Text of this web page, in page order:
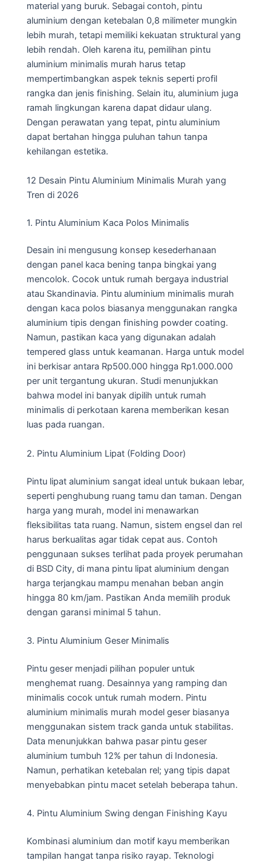
material yang buruk. Sebagai contoh, pintu
aluminium dengan ketebalan 0,8 milimeter mungkin
lebih murah, tetapi memiliki kekuatan struktural yang
lebih rendah. Oleh karena itu, pemilihan pintu
aluminium minimalis murah harus tetap
mempertimbangkan aspek teknis seperti profil
rangka dan jenis finishing. Selain itu, aluminium juga
ramah lingkungan karena dapat didaur ulang.
Dengan perawatan yang tepat, pintu aluminium
dapat bertahan hingga puluhan tahun tanpa
kehilangan estetika.
12 Desain Pintu Aluminium Minimalis Murah yang
Tren di 2026
1. Pintu Aluminium Kaca Polos Minimalis
Desain ini mengusung konsep kesederhanaan
dengan panel kaca bening tanpa bingkai yang
mencolok. Cocok untuk rumah bergaya industrial
atau Skandinavia. Pintu aluminium minimalis murah
dengan kaca polos biasanya menggunakan rangka
aluminium tipis dengan finishing powder coating.
Namun, pastikan kaca yang digunakan adalah
tempered glass untuk keamanan. Harga untuk model
ini berkisar antara Rp500.000 hingga Rp1.000.000
per unit tergantung ukuran. Studi menunjukkan
bahwa model ini banyak dipilih untuk rumah
minimalis di perkotaan karena memberikan kesan
luas pada ruangan.
2. Pintu Aluminium Lipat (Folding Door)
Pintu lipat aluminium sangat ideal untuk bukaan lebar,
seperti penghubung ruang tamu dan taman. Dengan
harga yang murah, model ini menawarkan
fleksibilitas tata ruang. Namun, sistem engsel dan rel
harus berkualitas agar tidak cepat aus. Contoh
penggunaan sukses terlihat pada proyek perumahan
di BSD City, di mana pintu lipat aluminium dengan
harga terjangkau mampu menahan beban angin
hingga 80 km/jam. Pastikan Anda memilih produk
dengan garansi minimal 5 tahun.
3. Pintu Aluminium Geser Minimalis
Pintu geser menjadi pilihan populer untuk
menghemat ruang. Desainnya yang ramping dan
minimalis cocok untuk rumah modern. Pintu
aluminium minimalis murah model geser biasanya
menggunakan sistem track ganda untuk stabilitas.
Data menunjukkan bahwa pasar pintu geser
aluminium tumbuh 12% per tahun di Indonesia.
Namun, perhatikan ketebalan rel; yang tipis dapat
menyebabkan pintu macet setelah beberapa tahun.
4. Pintu Aluminium Swing dengan Finishing Kayu
Kombinasi aluminium dan motif kayu memberikan
tampilan hangat tanpa risiko rayap. Teknologi